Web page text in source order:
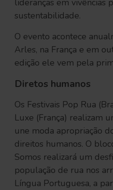
lideranças em vivências
sustentabilidade.
O evento acontece
Arles, na França e em
edição ele vem pela
Diretos humanos
Os Festivais Pop Rua
Luxe (França) realizam
une moda apropriação
direitos humanos. O
Somos realizará um
população de rua nos
Língua Portuguesa, a